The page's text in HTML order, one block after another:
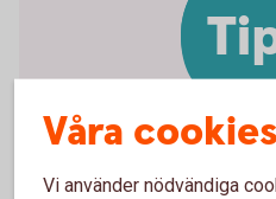
Våra
Vi använder nödvändiga